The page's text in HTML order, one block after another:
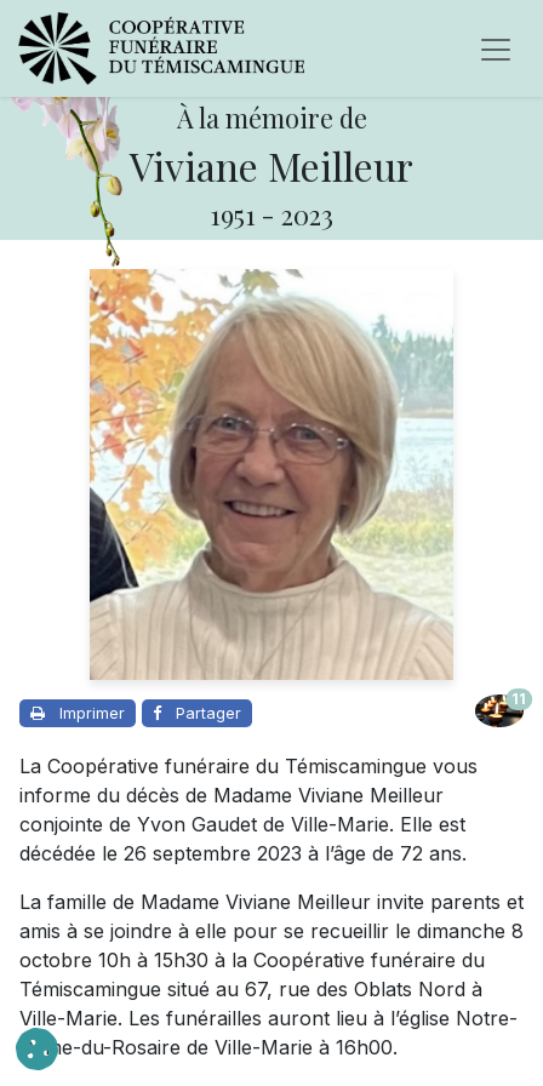
À la mémoire de
Viviane Meilleur
1951 - 2023
Imprimer Partager
11
La Coopérative funéraire du Témiscamingue vous
informe du décès de Madame Viviane Meilleur
conjointe de Yvon Gaudet de Ville-Marie. Elle est
décédée le 26 septembre 2023 à l’âge de 72 ans.
La famille de Madame Viviane Meilleur invite parents et
amis à se joindre à elle pour se recueillir le dimanche 8
octobre 10h à 15h30 à la Coopérative funéraire du
Témiscamingue situé au 67, rue des Oblats Nord à
Ville-Marie. Les funérailles auront lieu à l’église Notre-
Dame-du-Rosaire de Ville-Marie à 16h00.